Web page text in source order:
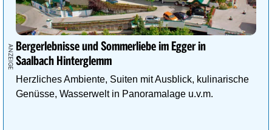
Bergerlebnisse und Sommerliebe im Egger in
Saalbach Hinterglemm
Herzliches Ambiente, Suiten mit Ausblick, kulinarische
Genüsse, Wasserwelt in Panoramalage u.v.m.